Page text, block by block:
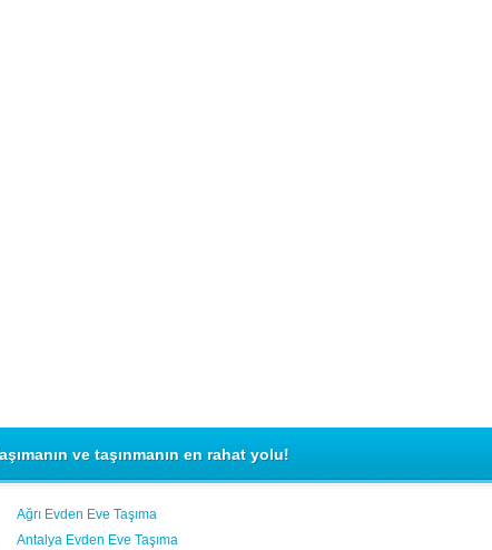
ve taşınmanın en rahat yolu!
Ağrı Evden Eve Taşıma
Antalya Evden Eve Taşıma